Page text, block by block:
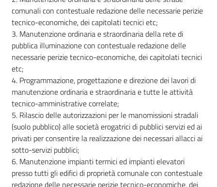
comunali con contestuale redazione delle necessarie perizie
tecnico-economiche, dei capitolati tecnici etc;
3. Manutenzione ordinaria e straordinaria della rete di
pubblica illuminazione con contestuale redazione delle
necessarie perizie tecnico-economiche, dei capitolati tecnici
etc;
4. Programmazione, progettazione e direzione dei lavori di
manutenzione ordinaria e straordinaria e tutte le attività
tecnico-amministrative correlate;
5. Rilascio delle autorizzazioni per le manomissioni stradali
(suolo pubblico) alle società erogatrici di pubblici servizi ed ai
privati per consentire la realizzazione dei necessari allacci ai
sotto-servizi pubblici;
6. Manutenzione impianti termici ed impianti elevatori
presso tutti gli edifici di proprietà comunale con contestuale
redazione delle necessarie perizie tecnico-economiche, dei